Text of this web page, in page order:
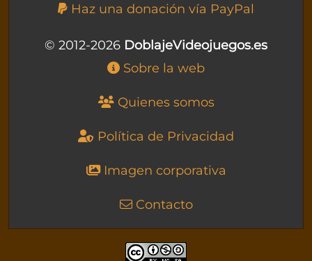
Haz una donación vía PayPal
© 2012-2026 DoblajeVideojuegos.es
Sobre la web
Quienes somos
Política de Privacidad
Imagen corporativa
Contacto